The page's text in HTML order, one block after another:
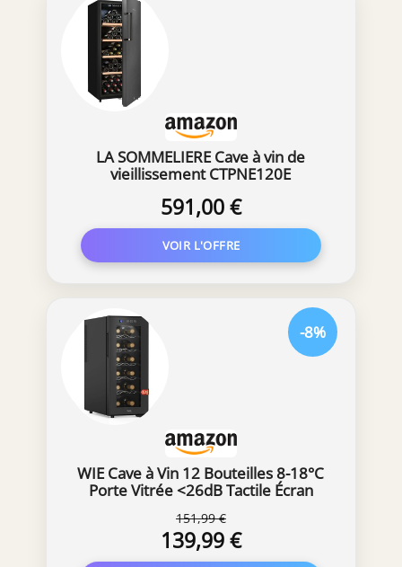
LA SOMMELIERE Cave à vin de
vieillissement CTPNE120E
591,00 €
WIE Cave à Vin 12 Bouteilles 8-18°C
Porte Vitrée <26dB Tactile Écran
151,99 €
139,99 €
-8%